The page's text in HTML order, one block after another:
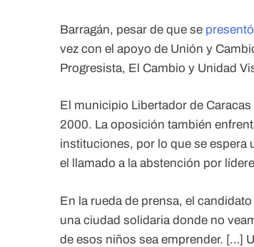
Barragán, pesar de que se
vez con el apoyo de Unión y
Progresista, El Cambio y Unidad
El municipio Libertador de
2000. La oposición también
instituciones, por lo que se espera
el llamado a la abstención por
En la rueda de prensa, el
una ciudad solidaria donde no
de esos niños sea emprender. […]